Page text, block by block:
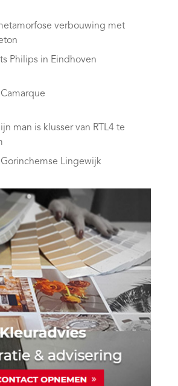
verbouwing met
Philips in Eindhoven
man is klusser van RTL4 te
Gorinchemse Lingewijk